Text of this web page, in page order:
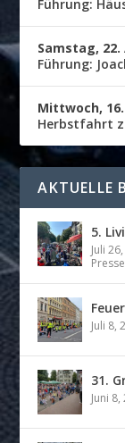
Führung:
Samstag,
Führung:
Mittwoch,
Herbstfahrt
AKTUELLE
5.
Juli
Presse
Juli 8,
31.
Juni